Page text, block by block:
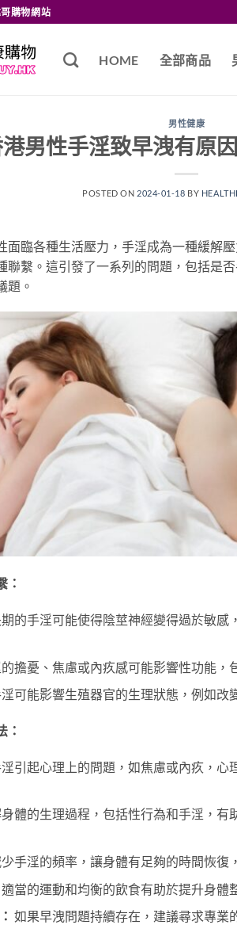
購物網站
HOME 全部商品
男性健康
男性手淫致早洩有原
POSTED ON 2024-01-18 BY
面臨各種生活壓力，手淫成為一種緩解
聯繫。這引發了一系列的問題，包括是
題。
：
的手淫可能使得陰莖神經變得過於敏
擔憂、焦慮或內疚感可能影響性功能，
可能影響生殖器官的生理狀態，例如改
：
引起心理上的問題，如焦慮或內疚，
體的生理過程，包括性行為和手淫，有
手淫的頻率，讓身體有足夠的時間恢復
適當的運動和均衡的飲食有助於提升身體
如果早洩問題持續存在，建議尋求專業